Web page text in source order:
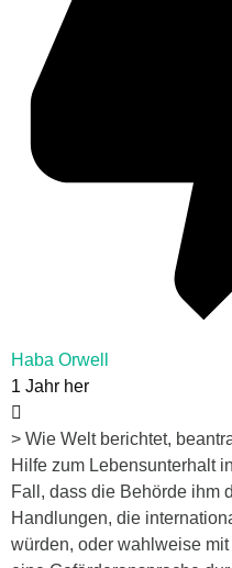
Haba Orwell
1 Jahr her
> Wie Welt berichtet,
Hilfe zum Lebensunterhalt
Fall, dass die Behörde ihm
Handlungen, die
würden, oder wahlweise